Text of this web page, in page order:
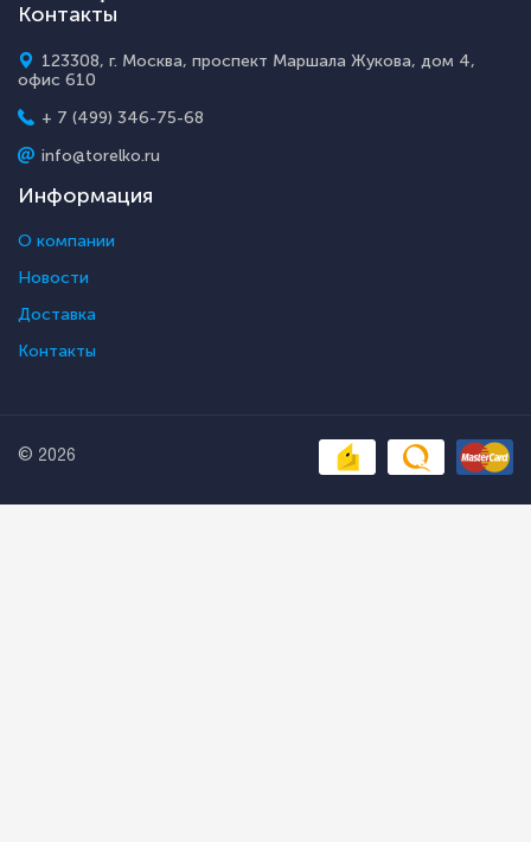
Контакты
123308, г. Москва, проспект Маршала Жукова, дом 4,
офис 610
+ 7 (499) 346-75-68
info@torelko.ru
Информация
О компании
Новости
Доставка
Контакты
© 2026